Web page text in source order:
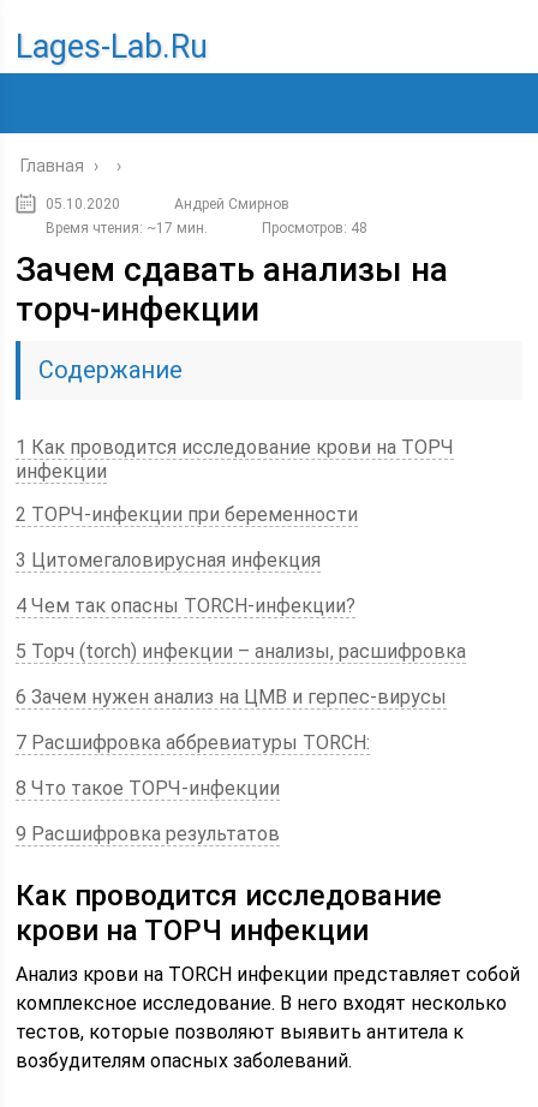
Lages-Lab.ru
Главная › ›
05.10.2020
Андрей Смирнов
Время чтения: ~17 мин.
Просмотров: 48
Зачем сдавать анализы на
торч-инфекции
Содержание
1 Как проводится исследование крови на ТОРЧ
инфекции
2 ТОРЧ-инфекции при беременности
3 Цитомегаловирусная инфекция
4 Чем так опасны TORCH-инфекции?
5 Торч (torch) инфекции – анализы, расшифровка
6 Зачем нужен анализ на ЦМВ и герпес-вирусы
7 Расшифровка аббревиатуры TORCH:
8 Что такое ТОРЧ-инфекции
9 Расшифровка результатов
Как проводится исследование
крови на ТОРЧ инфекции
Анализ крови на TORCH инфекции представляет собой
комплексное исследование. В него входят несколько
тестов, которые позволяют выявить антитела к
возбудителям опасных заболеваний.